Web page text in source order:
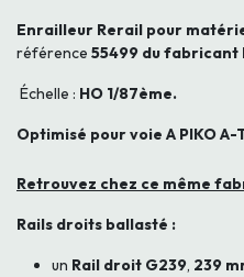
Enrailleur Rerail pour
référence 55499 du fabricant
Échelle : HO 1/87ème.
Optimisé pour voie A PIKO A-
Retrouvez chez ce même
Rails droits ballasté :
un Rail droit G239, 239